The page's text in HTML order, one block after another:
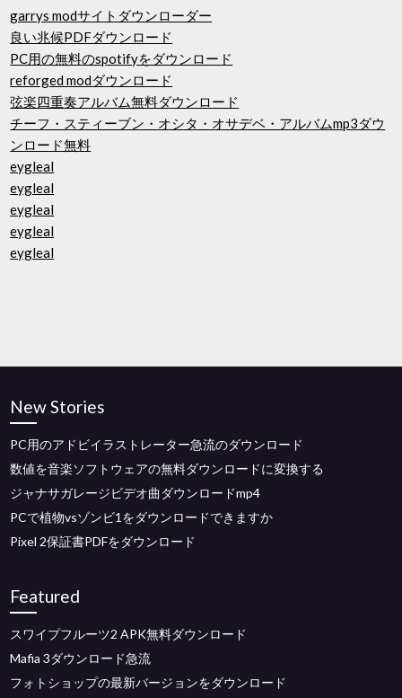
garrys modサイトダウンローダー
良い兆候PDFダウンロード
PC用の無料のspotifyをダウンロード
reforged modダウンロード
弦楽四重奏アルバム無料ダウンロード
チーフ・スティーブン・オシタ・オサデベ・アルバムmp3ダウ
ンロード無料
eygleal
eygleal
eygleal
eygleal
eygleal
New Stories
PC用のアドビイラストレーター急流のダウンロード
数値を音楽ソフトウェアの無料ダウンロードに変換する
ジャナサガレージビデオ曲ダウンロードmp4
PCで植物vsゾンビ1をダウンロードできますか
Pixel 2保証書PDFをダウンロード
Featured
スワイプフルーツ2 APK無料ダウンロード
Mafia 3ダウンロード急流
フォトショップの最新バージョンをダウンロード